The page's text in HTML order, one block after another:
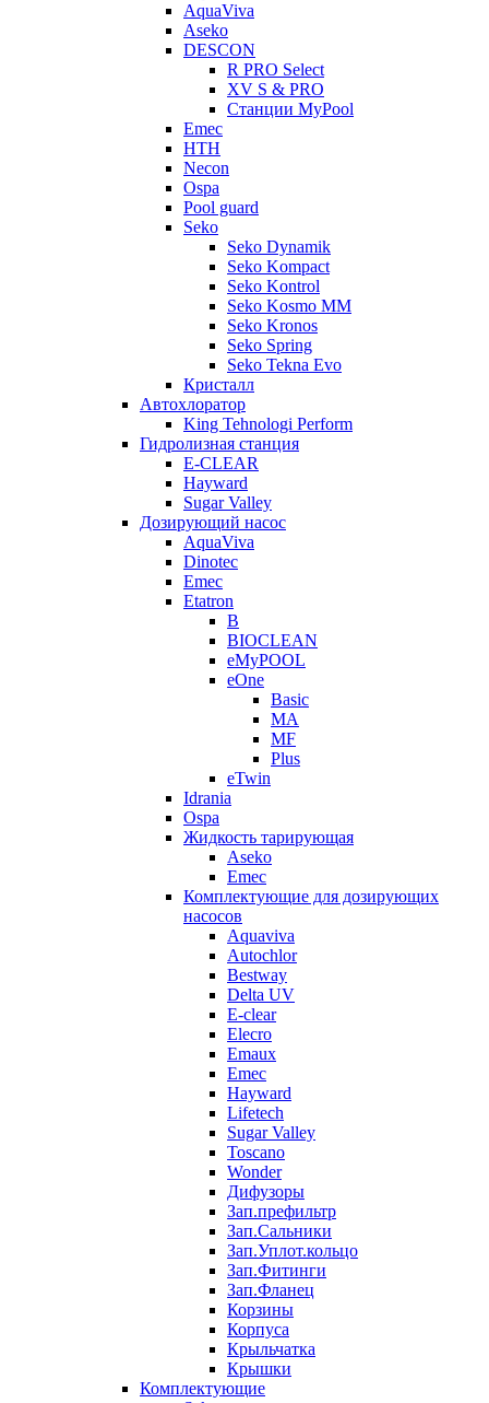
AquaViva
Aseko
DESCON
R PRO Select
XV S & PRO
Станции MyPool
Emec
HTH
Necon
Ospa
Pool guard
Seko
Seko Dynamik
Seko Kompact
Seko Kontrol
Seko Kosmo MM
Seko Kronos
Seko Spring
Seko Tekna Evo
Кристалл
Автохлоратор
King Tehnologi Perform
Гидролизная станция
E-CLEAR
Hayward
Sugar Valley
Дозирующий насос
AquaViva
Dinotec
Emec
Etatron
B
BIOCLEAN
eMyPOOL
eOne
Basic
MA
MF
Plus
eTwin
Idrania
Ospa
Жидкость тарирующая
Aseko
Emec
Комплектующие для дозирующих
насосов
Aquaviva
Autochlor
Bestway
Delta UV
E-clear
Elecro
Emaux
Emec
Hayward
Lifetech
Sugar Valley
Toscano
Wonder
Дифузоры
Зап.префильтр
Зап.Сальники
Зап.Уплот.кольцо
Зап.Фитинги
Зап.Фланец
Корзины
Корпуcа
Крыльчатка
Крышки
Комплектующие